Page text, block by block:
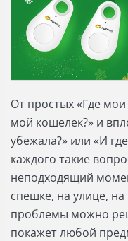
От простых «Где
мой кошелек?» и
убежала?» или «И
каждого такие
неподходящий
спешке, на улице, на
проблемы можно
покажет любой